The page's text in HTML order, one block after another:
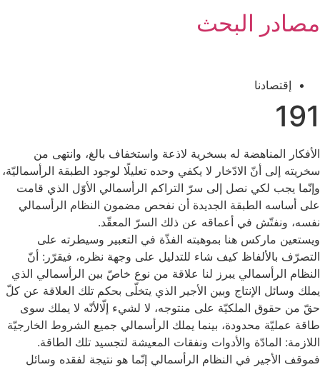
مصادر البحث‏
إقتصادنا
191
الأفكار المناهضة له بسخرية لاذعة واستخفاف بالغ، وانتهى من
سخريته إلى أنّ الادّخار لا يكفي وحده تعليلًا لوجود الطبقة الرأسماليّة،
وإنّما يجب لكي نصل إلى سرّ التراكم الرأسمالي الأوّل الذي قامت
على أساسه الطبقة الجديدة أن نفحص مضمون النظام الرأسمالي
نفسه، ونفتّش في أعماقه عن ذلك السرّ المعقّد.
ويستعين ماركس هنا بموهبته الفذّة في التعبير وسيطرته على
التصرّف بالألفاظ كيف شاء للتدليل على وجهة نظره، فيقرّر: أنّ
النظام الرأسمالي يبرز لنا علاقة من نوع خاصّ بين الرأسمالي الذي
يملك وسائل الإنتاج وبين الأجير الذي يتخلّى بحكم تلك العلاقة عن كلّ
حقّ من حقوق الملكيّة على منتوجه، لا لشي‏ء إلّالأنّه لا يملك سوى
طاقة عمليّة محدودة، بينما يملك الرأسمالي جميع الشروط الخارجيّة
اللازمة: المادّة والأدوات ونفقات المعيشة لتجسيد تلك الطاقة.
فموقف الأجير في النظام الرأسمالي إنّما هو نتيجة لفقده وسائل